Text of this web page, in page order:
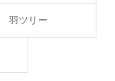
羽ツリー